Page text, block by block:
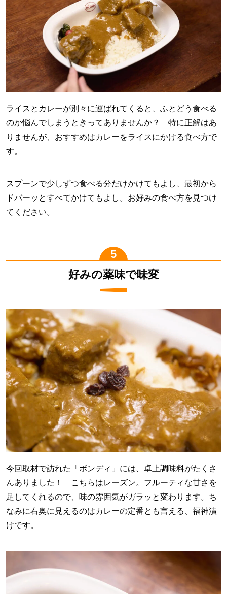
ライスとカレーが別々に運ばれてくると、ふとどう食べる
のか悩んでしまうときってありませんか？ 特に正解はあ
りませんが、おすすめはカレーをライスにかける食べ方で
す。
スプーンで少しずつ食べる分だけかけてもよし、最初から
ドバーッとすべてかけてもよし。お好みの食べ方を見つけ
てください。
好みの薬味で味変
今回取材で訪れた「ボンディ」には、卓上調味料がたくさ
んありました！ こちらはレーズン。フルーティな甘さを
足してくれるので、味の雰囲気がガラッと変わります。ち
なみに右奥に見えるのはカレーの定番とも言える、福神漬
けです。